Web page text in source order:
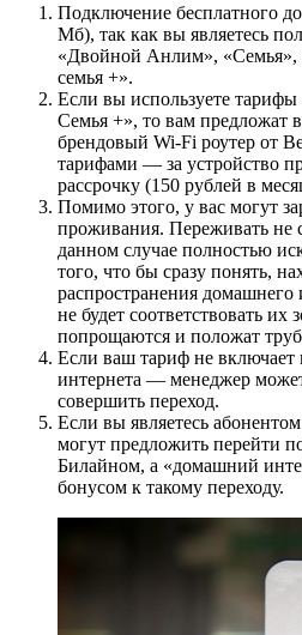
Подключение бесплатного
Мб), так как вы являетесь
«Двойной Анлим», «Семья»,
семья +».
Если вы используете
Семья +», то вам предложат
брендовый Wi-Fi роутер от
тарифами — за устройство
рассрочку (150 рублей в
Помимо этого, у вас могут
проживания. Переживать
данном случае полностью
того, что бы сразу понять,
распространения домашнего
не будет соответствовать
попрощаются и положат
Если ваш тариф не включает
интернета — менеджер
совершить переход.
Если вы являетесь
могут предложить перейти
Билайном, а «домашний
бонусом к такому переходу.